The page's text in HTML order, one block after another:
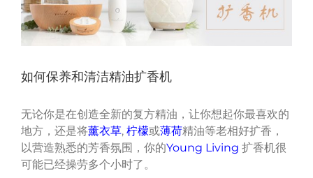
如何保养和清洁精油扩香机
无论你是在创造全新的复方精油，让你想起你最喜欢的
地方，还是将薰衣草, 柠檬或薄荷精油等老相好扩香，
以营造熟悉的芳香氛围，你的Young Living 扩香机很
可能已经操劳多个小时了。